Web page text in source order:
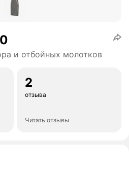
и отбойных молотков
2
отзыва
Читать отзывы